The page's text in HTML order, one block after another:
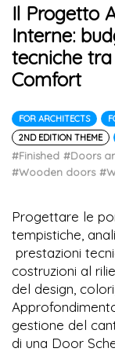
Il Progetto
Interne:
tecniche
Comfort
FOR ARCHITECTS
2ND EDITION THEME
#Finished #Doors
#Wooden doors
Progettare le
tempistiche,
prestazioni
costruzioni al
del design,
gestione del
di una Door